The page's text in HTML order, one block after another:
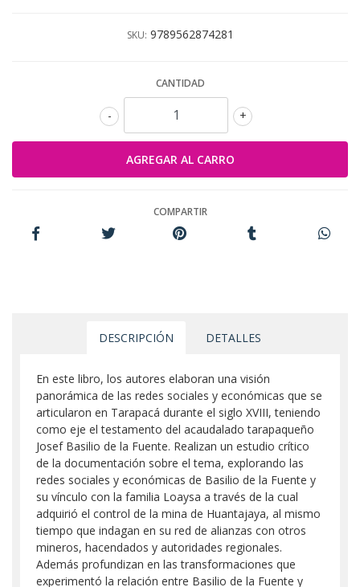
SKU: 9789562874281
CANTIDAD
+
-
COMPARTIR
DESCRIPCIÓN DETALLES
En este libro, los autores elaboran una visión
panorámica de las redes sociales y económicas que se
articularon en Tarapacá durante el siglo XVIII, teniendo
como eje el testamento del acaudalado tarapaqueño
Josef Basilio de la Fuente. Realizan un estudio crítico
de la documentación sobre el tema, explorando las
redes sociales y económicas de Basilio de la Fuente y
su vínculo con la familia Loaysa a través de la cual
adquirió el control de la mina de Huantajaya, al mismo
tiempo que indagan en su red de alianzas con otros
mineros, hacendados y autoridades regionales.
Además profundizan en las transformaciones que
experimentó la relación entre Basilio de la Fuente y